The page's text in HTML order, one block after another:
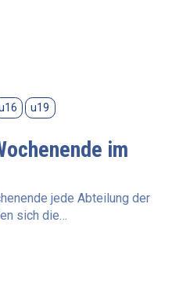
u19
im
jede Abteilung der
sich die…